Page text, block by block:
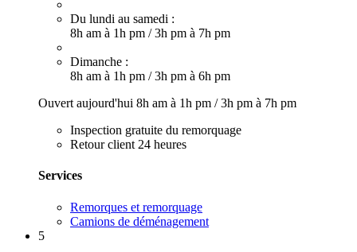
Du lundi au samedi :
8h am à 1h pm /3h pm à 7h pm
Dimanche :
8h am à 1h pm /3h pm à 6h pm
Ouvert aujourd'hui 8h am à 1h pm /3h pm à 7h pm
Inspection gratuite du remorquage
Retour client 24 heures
Services
Remorques et remorquage
Camions de déménagement
5